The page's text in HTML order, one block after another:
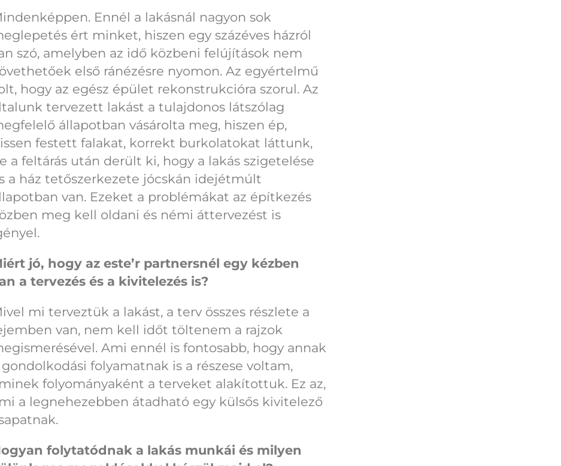
Ennél a lakásnál nagyon sok
ért minket, hiszen egy százéves házról
szó, amelyben az idő közbeni felújítások nem
első ránézésre nyomon. Az egyértelmű
hogy az egész épület rekonstrukcióra szorul. Az
tervezett lakást a tulajdonos látszólag
állapotban vásárolta meg, hiszen ép,
festett falakat, korrekt burkolatokat láttunk,
a feltárás után derült ki, hogy a lakás szigetelése
a ház tetőszerkezete jócskán idejétmúlt
van. Ezeket a problémákat az építkezés
meg kell oldani és némi áttervezést is
jó, hogy az este’r partnersnél egy kézben
a tervezés és a kivitelezés is?
mi terveztük a lakást, a terv összes részlete a
van, nem kell időt töltenem a rajzok
Ami ennél is fontosabb, hogy annak
gondolkodási folyamatnak is a részese voltam,
folyományaként a terveket alakítottuk. Ez az,
a legnehezebben átadható egy külsős kivitelező
folytatódnak a lakás munkái és milyen